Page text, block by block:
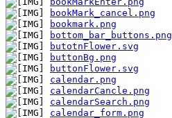
bookMark_cancel.png
bookmark.png
bottom_bar_buttons.png
butotnFlower.svg
buttonBg.png
buttonFlower.svg
calendar.png
calendarCancle.png
calendarSearch.png
calendar_form.png